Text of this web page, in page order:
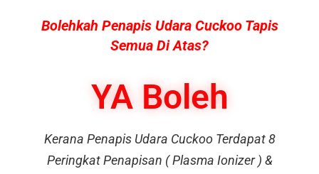
Bolehkah Penapis Udara Cuckoo Tapis
Semua Di Atas?
YA Boleh
Kerana Penapis Udara Cuckoo Terdapat 8
Peringkat Penapisan ( Plasma Ionizer ) &